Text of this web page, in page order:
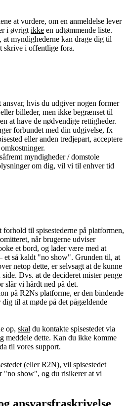
at vurdere, om en anmeldelse lever
i øvrigt ikke en udtømmende liste.
myndighederne kan drage dig til
skrive i offentlige fora.
ansvar, hvis du udgiver nogen former
billeder, men ikke begrænset til
at have de nødvendige rettigheder.
forbundet med din udgivelse, fx
eller anden tredjepart, acceptere
myndigheder / domstole
om dig, vil vi til enhver tid
til spisestederne på platformen,
når brugerne udviser
et bord, og lader være med at
et så kaldt "no show". Grunden til, at
netop dette, er selvsagt at de kunne
Dvs. at de decideret mister penge
slår vi hårdt ned på det.
på R2Ns platforme, er den bindende
til at møde på det pågældende
op, skal du kontakte spisestedet via
meddele dette. Kan du ikke komme
til vores support.
(eller R2N), vil spisestedet
"no show", og du risikerer at vi
ansvarsfraskrivelse